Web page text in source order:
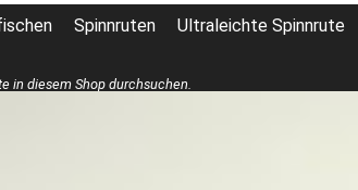
Spinnruten Ultraleichte Spinnrute
in diesem Shop durchsuchen.